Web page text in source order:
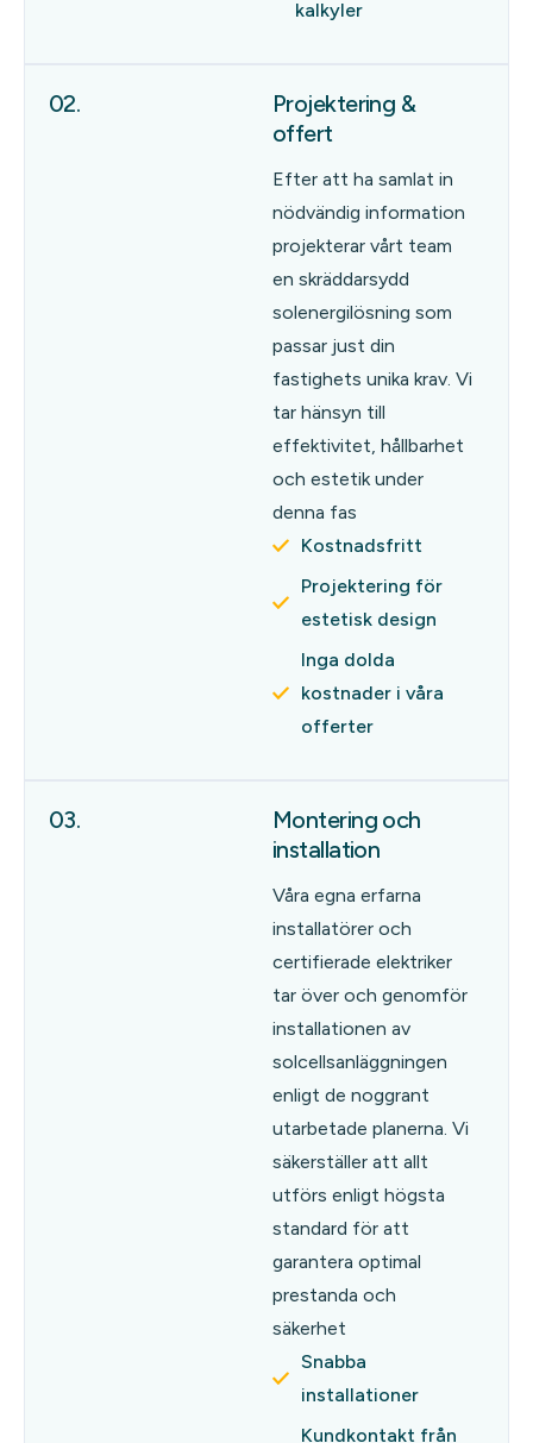
kalkyler
02.
Projektering &
offert
Efter att ha samlat in
nödvändig information
projekterar vårt team
en skräddarsydd
solenergilösning som
passar just din
fastighets unika krav. Vi
tar hänsyn till
effektivitet, hållbarhet
och estetik under
denna fas
Kostnadsfritt
Projektering för
estetisk design
Inga dolda
kostnader i våra
offerter
03.
Montering och
installation
Våra egna erfarna
installatörer och
certifierade elektriker
tar över och genomför
installationen av
solcellsanläggningen
enligt de noggrant
utarbetade planerna. Vi
säkerställer att allt
utförs enligt högsta
standard för att
garantera optimal
prestanda och
säkerhet
Snabba
installationer
Kundkontakt från